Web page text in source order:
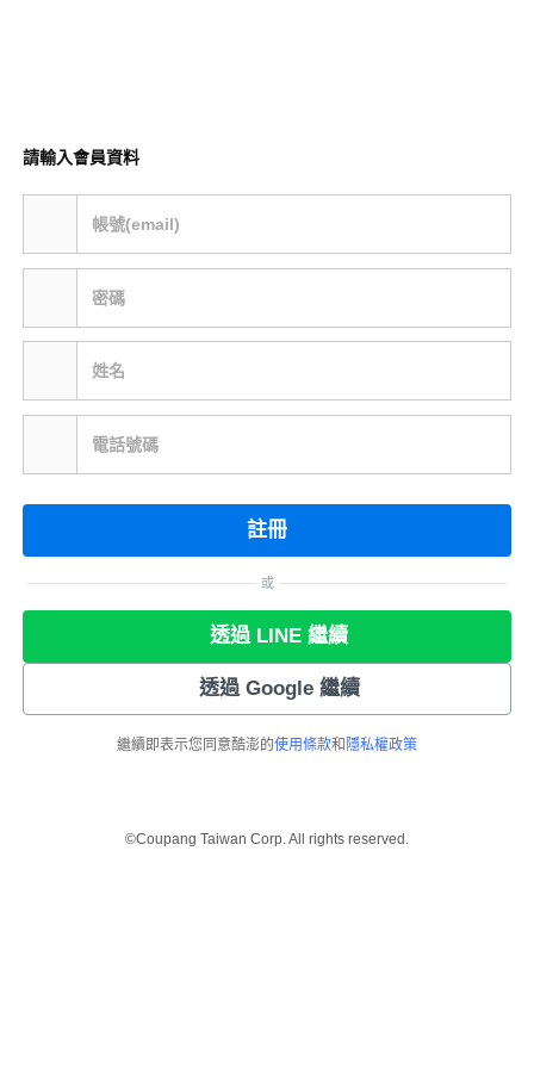
請輸入會員資料
帳號(email)
密碼
姓名
電話號碼
註冊
或
透過 LINE 繼續
透過 Google 繼續
繼續即表示您同意酷澎的使用條款和 隱私權政策
©Coupang Taiwan Corp. All rights reserved.